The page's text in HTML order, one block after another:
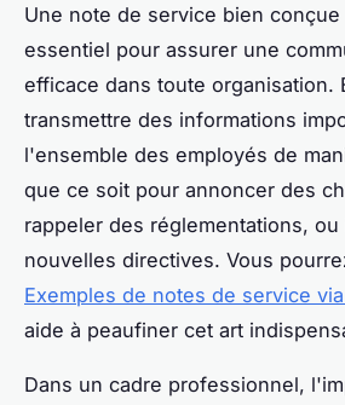
Une note de service bien
essentiel pour assurer une
efficace dans toute organisation.
transmettre des informations
l'ensemble des employés de
que ce soit pour annoncer des
rappeler des réglementations,
nouvelles directives. Vous
Exemples de notes de service
aide à peaufiner cet art
Dans un cadre professionnel,